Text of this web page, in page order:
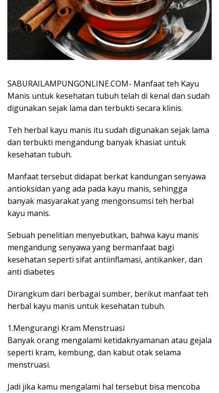
SABURAILAMPUNGONLINE.COM- Manfaat teh Kayu
Manis untuk kesehatan tubuh telah di kenal dan sudah
digunakan sejak lama dan terbukti secara klinis.
Teh herbal kayu manis itu sudah digunakan sejak lama
dan terbukti mengandung banyak khasiat untuk
kesehatan tubuh.
Manfaat tersebut didapat berkat kandungan senyawa
antioksidan yang ada pada kayu manis, sehingga
banyak masyarakat yang mengonsumsi teh herbal
kayu manis.
Sebuah penelitian menyebutkan, bahwa kayu manis
mengandung senyawa yang bermanfaat bagi
kesehatan seperti sifat antiinflamasi, antikanker, dan
anti diabetes
Dirangkum dari berbagai sumber, berikut manfaat teh
herbal kayu manis untuk kesehatan tubuh.
1.Mengurangi Kram Menstruasi
Banyak orang mengalami ketidaknyamanan atau gejala
seperti kram, kembung, dan kabut otak selama
menstruasi.
Jadi jika kamu mengalami hal tersebut bisa mencoba